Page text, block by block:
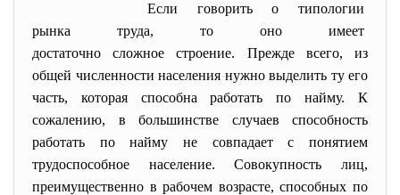
Если говорить о типологии
рынка труда, то оно имеет
достаточно сложное строение. Прежде всего, из
общей численности населения нужно выделить ту его
часть, которая способна работать по найму. К
сожалению, в большинстве случаев способность
работать по найму не совпадает с понятием
трудоспособное население. Совокупность лиц,
преимущественно в рабочем возрасте, способных по